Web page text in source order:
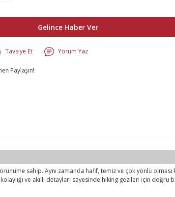
Gelince Haber Ver
Tavsiye Et Yorum Yaz
Paylaşın!
sahip. Aynı zamanda hafif, temiz ve çok yönlü
ve akıllı detayları sayesinde hiking gezileri için